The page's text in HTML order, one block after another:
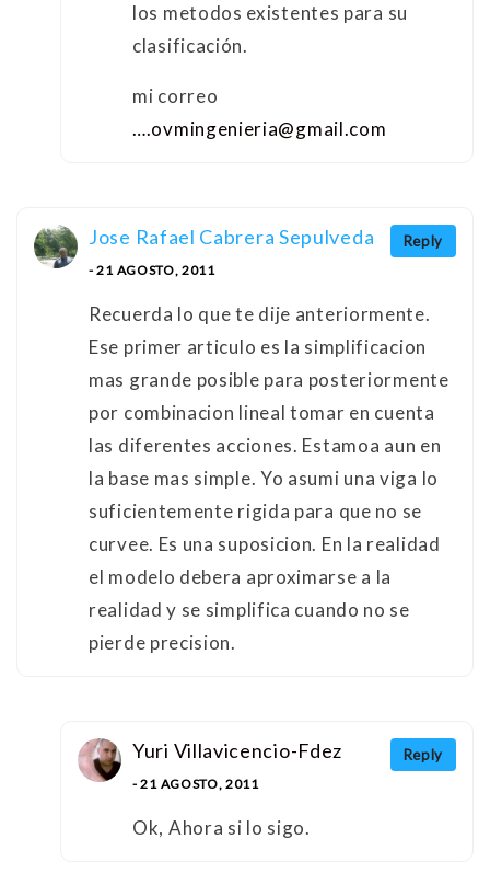
los metodos existentes para su
clasificación.
mi correo
….ovmingenieria@gmail.com
Reply
Jose Rafael Cabrera Sepulveda
- 21 AGOSTO, 2011
Recuerda lo que te dije anteriormente.
Ese primer articulo es la simplificacion
mas grande posible para posteriormente
por combinacion lineal tomar en cuenta
las diferentes acciones. Estamoa aun en
la base mas simple. Yo asumi una viga lo
suficientemente rigida para que no se
curvee. Es una suposicion. En la realidad
el modelo debera aproximarse a la
realidad y se simplifica cuando no se
pierde precision.
Reply
Yuri Villavicencio-Fdez
- 21 AGOSTO, 2011
Ok, Ahora si lo sigo.